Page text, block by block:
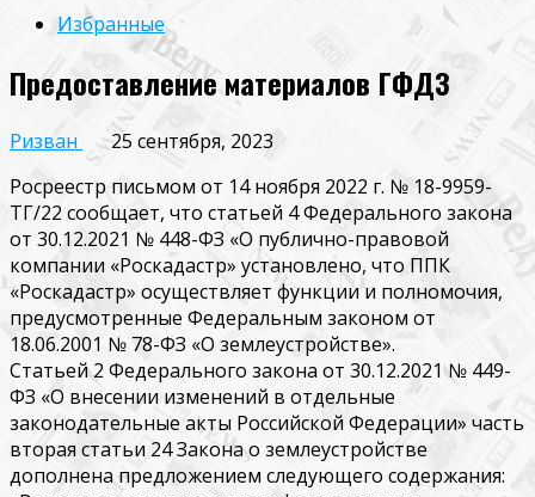
Избранные
Предоставление материалов ГФДЗ
Ризван
25 сентября, 2023
Росреестр письмом от 14 ноября 2022 г. № 18-9959-
ТГ/22 сообщает, что статьей 4 Федерального закона
от 30.12.2021 № 448-ФЗ «О публично-правовой
компании «Роскадастр» установлено, что ППК
«Роскадастр» осуществляет функции и полномочия,
предусмотренные Федеральным законом от
18.06.2001 № 78-ФЗ «О землеустройстве».
Статьей 2 Федерального закона от 30.12.2021 № 449-
ФЗ «О внесении изменений в отдельные
законодательные акты Российской Федерации» часть
вторая статьи 24 Закона о землеустройстве
дополнена предложением следующего содержания: